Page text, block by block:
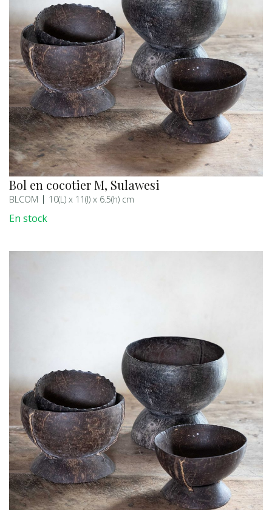
Bol en cocotier M, Sulawesi
BLCOM 10(L) x 11(l) x 6.5(h) cm
En stock